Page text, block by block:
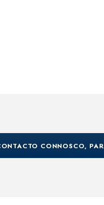
CONNOSCO,